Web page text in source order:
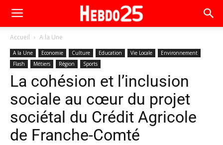
Accueil A la Une
A la Une Economie Culture Education Vie Locale
Environnement
Flash
Métiers Région Sports
La cohésion et l’inclusion
sociale au cœur du projet
sociétal du Crédit Agricole
de Franche-Comté